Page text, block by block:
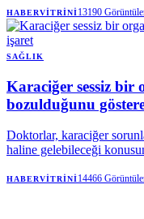
HABERVITRINI13190
SAĞLIK
Karaciğer sessiz bir
bozulduğunu
Doktorlar, karaciğer
haline gelebileceği
gelene kadar tespit
HABERVITRINI14466